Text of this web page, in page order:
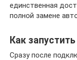
единственная
полной замене
Как
Сразу после